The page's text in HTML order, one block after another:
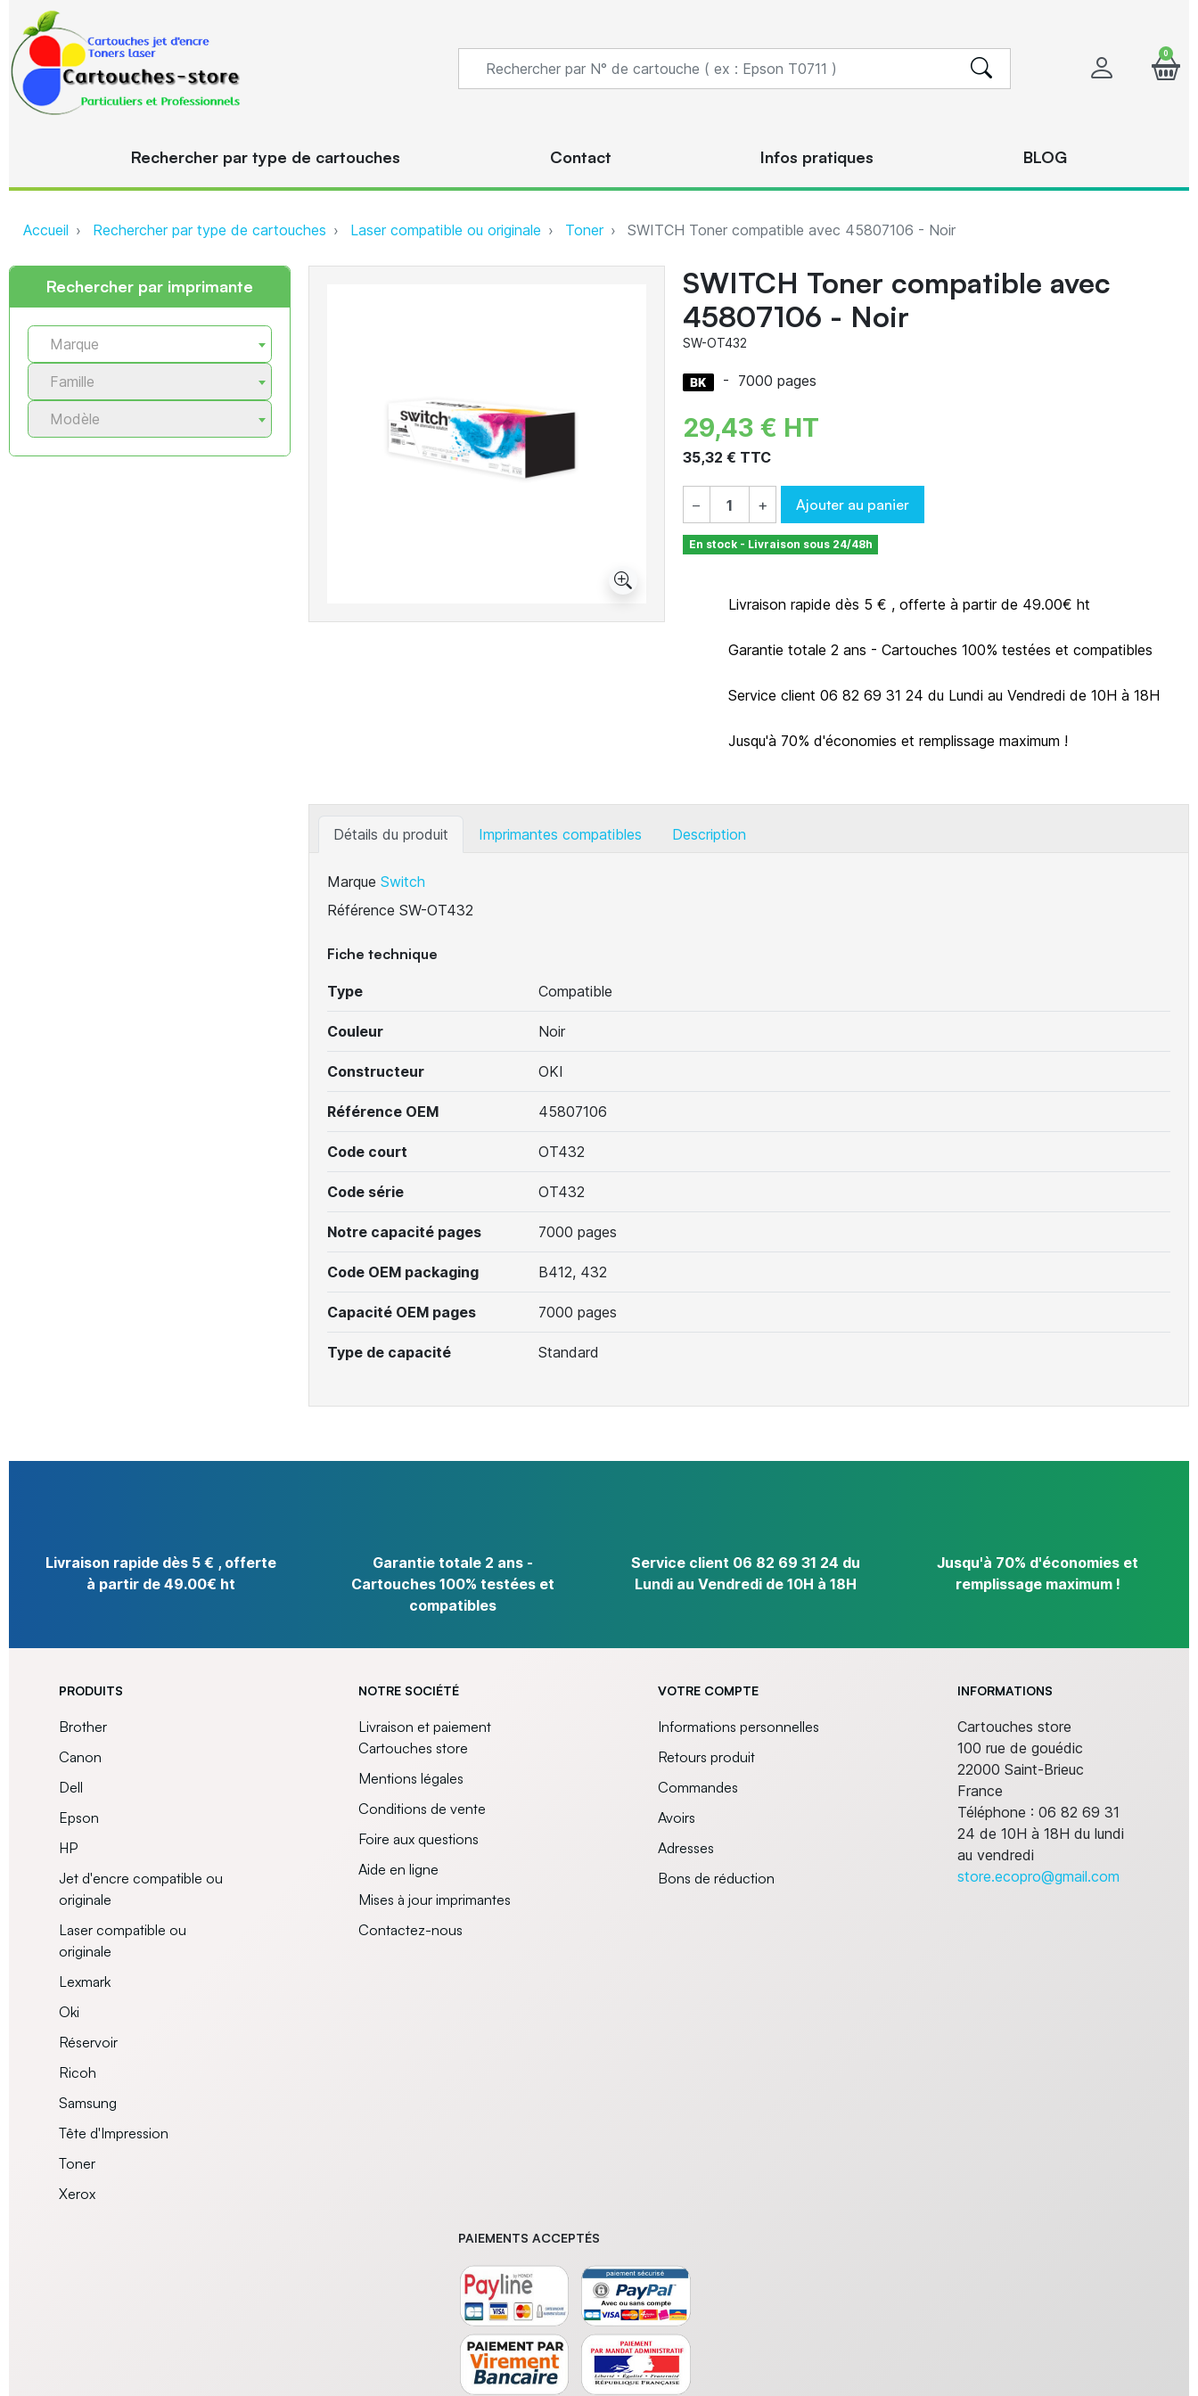
0
Rechercher par type de cartouches Contact Infos pratiques BLOG
Accueil Rechercher par type de cartouches Laser compatible ou originale Toner SWITCH Toner compatible avec 45807106 - Noir
Rechercher par imprimante
Marque
Famille
Modèle
SWITCH Toner compatible avec
45807106 - Noir
SW-OT432
- 7000 pages
29,43 € HT
35,32 € TTC
− + Ajouter au panier
En stock - Livraison sous 24/48h
Livraison rapide dès 5 € , offerte à partir de 49.00€ ht
Garantie totale 2 ans - Cartouches 100% testées et compatibles
Service client 06 82 69 31 24 du Lundi au Vendredi de 10H à 18H
Jusqu'à 70% d'économies et remplissage maximum !
Détails du produit Imprimantes compatibles Description
Marque Switch
Référence SW-OT432
Fiche technique
Type Compatible
Couleur Noir
Constructeur OKI
Référence OEM 45807106
Code court OT432
Code série OT432
Notre capacité pages 7000 pages
Code OEM packaging B412, 432
Capacité OEM pages 7000 pages
Type de capacité Standard
Livraison rapide dès 5 € , offerte
à partir de 49.00€ ht
Garantie totale 2 ans -
Cartouches 100% testées et
compatibles
Service client 06 82 69 31 24 du
Lundi au Vendredi de 10H à 18H
Jusqu'à 70% d'économies et
remplissage maximum !
PRODUITS
Brother
Canon
Dell
Epson
HP
Jet d'encre compatible ou
originale
Laser compatible ou
originale
Lexmark
Oki
Réservoir
Ricoh
Samsung
Tête d'Impression
Toner
Xerox
NOTRE SOCIÉTÉ
Livraison et paiement
Cartouches store
Mentions légales
Conditions de vente
Foire aux questions
Aide en ligne
Mises à jour imprimantes
Contactez-nous
VOTRE COMPTE
Informations personnelles
Retours produit
Commandes
Avoirs
Adresses
Bons de réduction
INFORMATIONS
Cartouches store
100 rue de gouédic
22000 Saint-Brieuc
France
Téléphone : 06 82 69 31
24 de 10H à 18H du lundi
au vendredi
store.ecopro@gmail.com
PAIEMENTS ACCEPTÉS